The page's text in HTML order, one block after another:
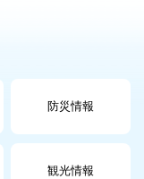
防災情報
観光情報